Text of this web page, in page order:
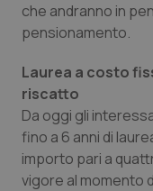
Friuli Venezia
Lazio
Liguria
Lombardia
Dermatite
Diabete &
Disturbi
Dolore
che andranno in
pensionamento.
Laurea a costo
riscatto
Da oggi gli
fino a 6 anni di
importo pari a
vigore al momento